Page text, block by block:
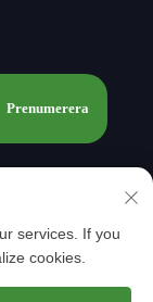
Prenumerera
Textile
services. If you
cookies.